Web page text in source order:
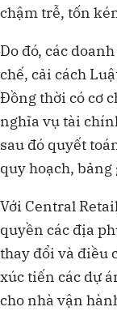
chậm trễ, tốn
Do đó, các
chế, cải cách
Đồng thời có cơ
nghĩa vụ tài
sau đó quyết
quy hoạch,
Với Central
quyền các địa
thay đổi và điều
xúc tiến các dự
cho nhà vận